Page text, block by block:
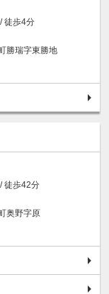
/ 徒歩4分
勝瑞字東勝地
/ 徒歩42分
奥野字原